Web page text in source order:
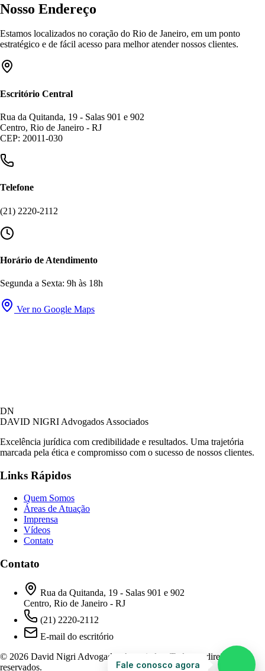
Nosso Endereço
Estamos localizados no coração do Rio de Janeiro, em um ponto
estratégico e de fácil acesso para melhor atender nossos clientes.
Escritório Central
Rua da Quitanda, 19 - Salas 901 e 902
Centro, Rio de Janeiro - RJ
CEP: 20011-030
Telefone
(21) 2220-2112
Horário de Atendimento
Segunda a Sexta: 9h às 18h
Ver no Google Maps
DN
DAVID NIGRI Advogados Associados
Excelência jurídica com credibilidade e resultados. Uma trajetória
marcada pela ética e compromisso com o sucesso de nossos clientes.
Links Rápidos
Quem Somos
Áreas de Atuação
Imprensa
Vídeos
Contato
Contato
Rua da Quitanda, 19 - Salas 901 e 902
Centro, Rio de Janeiro - RJ
(21) 2220-2112
E-mail do escritório
© 2026 David Nigri Advogados Associados. Todos os direitos
reservados.
Online agora
Para que possamos ajudá-lo, por favor, informe
como deseja falar com nossa equipe.
Prefiro ser respondido por:
Fale conosco agora